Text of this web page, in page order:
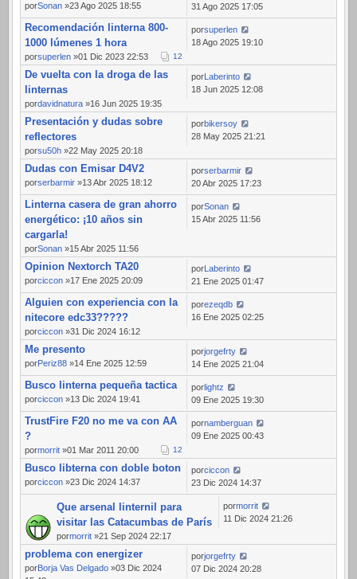
porSonan »23 Ago 2025 18:55
31 Ago 2025 17:05
Recomendación linterna 800-
1000 lúmenes 1 hora
porsuperlen »01 Dic 2023 22:53 12
porsuperlen
18 Ago 2025 19:10
De vuelta con la droga de las
linternas
pordavidnatura »16 Jun 2025 19:35
por Laberinto
18 Jun 2025 12:08
Presentación y dudas sobre
reflectores
porsu50h »22 May 2025 20:18
porbikersoy
28 May 2025 21:21
Dudas con Emisar D4V2
porserbarmir »13 Abr 2025 18:12
porserbarmir
20 Abr 2025 17:23
Linterna casera de gran ahorro
energético: ¡10 años sin
cargarla!
porSonan »15 Abr 2025 11:56
porSonan
15 Abr 2025 11:56
Opinion Nextorch TA20
porciccon »17 Ene 2025 20:09
por Laberinto
21 Ene 2025 01:47
Alguien con experiencia con la
nitecore edc33?????
porciccon »31 Dic 2024 16:12
porezeqdb
16 Ene 2025 02:25
Me presento
porPeriz88 »14 Ene 2025 12:59
porjorgefrty
14 Ene 2025 21:04
Busco linterna pequeña tactica
porciccon »13 Dic 2024 19:41
porlightz
09 Ene 2025 19:30
TrustFire F20 no me va con AA
?
pormorrit »01 Mar 2011 20:00 12
pornamberguan
09 Ene 2025 00:43
Busco libterna con doble boton
porciccon »23 Dic 2024 14:37
porciccon
23 Dic 2024 14:37
Que arsenal linternil para
visitar las Catacumbas de París
pormorrit »21 Sep 2024 22:17
pormorrit
11 Dic 2024 21:26
problema con energizer
porBorja Vas Delgado »03 Dic 2024
porjorgefrty
07 Dic 2024 20:28